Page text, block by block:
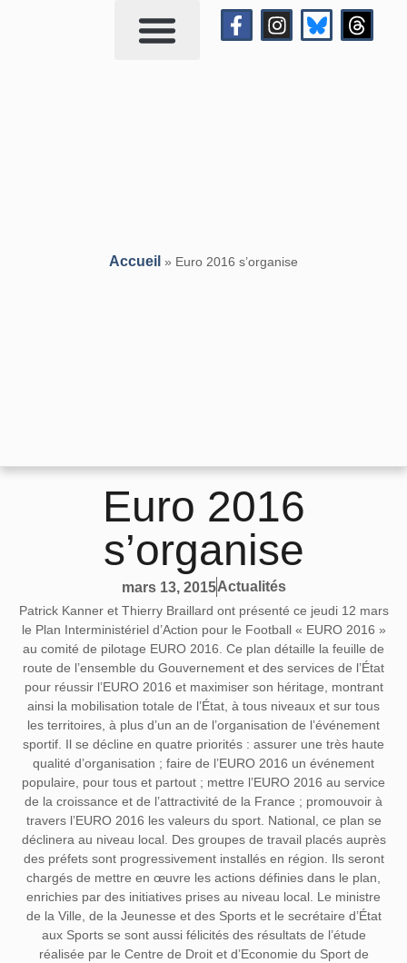
Accueil » Euro 2016 s’organise
Euro 2016
s’organise
mars 13, 2015Actualités
Patrick Kanner et Thierry Braillard ont présenté ce jeudi 12 mars
le Plan Interministériel d’Action pour le Football « EURO 2016 »
au comité de pilotage EURO 2016. Ce plan détaille la feuille de
route de l’ensemble du Gouvernement et des services de l’État
pour réussir l’EURO 2016 et maximiser son héritage, montrant
ainsi la mobilisation totale de l’État, à tous niveaux et sur tous
les territoires, à plus d’un an de l’organisation de l’événement
sportif. Il se décline en quatre priorités : assurer une très haute
qualité d’organisation ; faire de l’EURO 2016 un événement
populaire, pour tous et partout ; mettre l’EURO 2016 au service
de la croissance et de l’attractivité de la France ; promouvoir à
travers l’EURO 2016 les valeurs du sport. National, ce plan se
déclinera au niveau local. Des groupes de travail placés auprès
des préfets sont progressivement installés en région. Ils seront
chargés de mettre en œuvre les actions définies dans le plan,
enrichies par des initiatives prises au niveau local. Le ministre
de la Ville, de la Jeunesse et des Sports et le secrétaire d’État
aux Sports se sont aussi félicités des résultats de l’étude
réalisée par le Centre de Droit et d’Economie du Sport de